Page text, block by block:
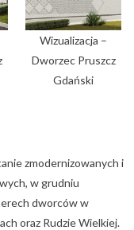
Wizualizacja –
Dworzec Pruszcz
Gdański
zmodernizowanych i
w grudniu
dworców w
oraz Rudzie Wielkiej.